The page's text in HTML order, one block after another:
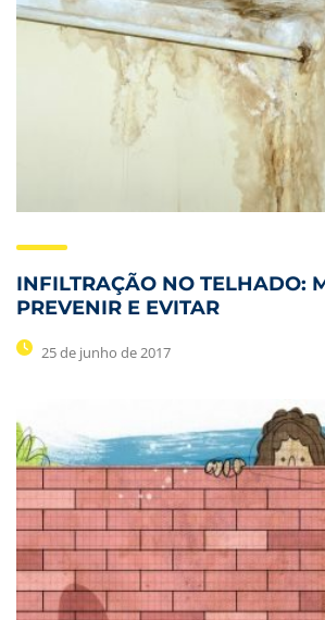
INFILTRAÇÃO NO TELHADO:
PREVENIR E EVITAR
25 de junho de 2017